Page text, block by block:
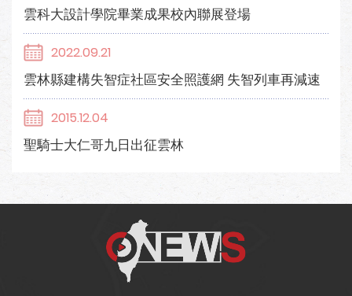
雲科大設計學院畢業成果校內聯展登場
2022.09.21
雲林縣建構失智症社區安全照護網 失智列車再減速
2015.12.04
聖騎士大仁哥九日出征雲林